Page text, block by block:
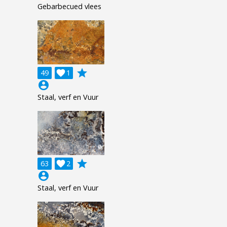
Gebarbecued vlees
49 1

grade
account_circle
Staal, verf en Vuur
63 2

grade
account_circle
Staal, verf en Vuur